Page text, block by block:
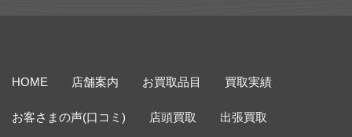
HOME 店舗案内 お買取品目 買取実績
お客さまの声(口コミ) 店頭買取 出張買取